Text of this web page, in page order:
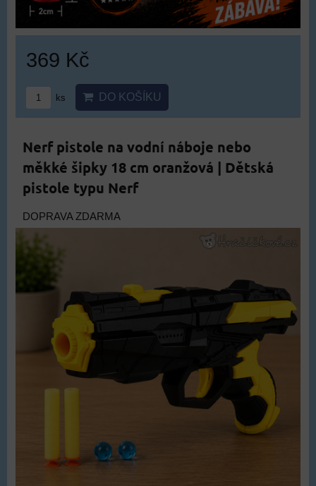
369 Kč
ks DO KOŠÍKU
Nerf pistole na vodní náboje nebo
měkké šipky 18 cm oranžová | Dětská
pistole typu Nerf
DOPRAVA ZDARMA